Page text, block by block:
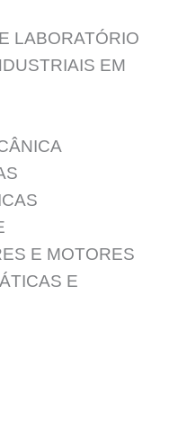
LABORATÓRIO
EM
E MOTORES
E